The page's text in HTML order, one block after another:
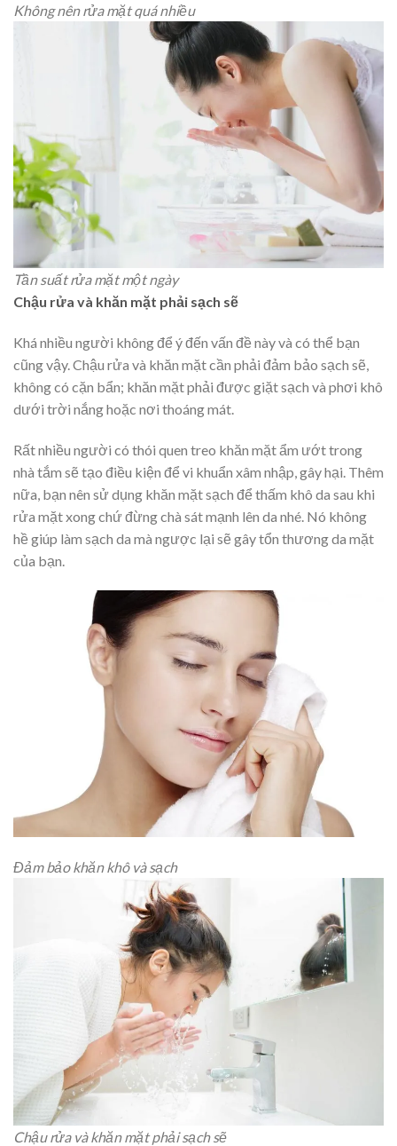
Không nên rửa mặt quá nhiều
Tần suất rửa mặt một ngày
Chậu rửa và khăn mặt phải sạch sẽ
Khá nhiều người không để ý đến vấn đề này và có thể bạn
cũng vậy. Chậu rửa và khăn mặt cần phải đảm bảo sạch sẽ,
không có cặn bẩn; khăn mặt phải được giặt sạch và phơi khô
dưới trời nắng hoặc nơi thoáng mát.
Rất nhiều người có thói quen treo khăn mặt ẩm ướt trong
nhà tắm sẽ tạo điều kiện để vi khuẩn xâm nhập, gây hại. Thêm
nữa, bạn nên sử dụng khăn mặt sạch để thấm khô da sau khi
rửa mặt xong chứ đừng chà sát mạnh lên da nhé. Nó không
hề giúp làm sạch da mà ngược lại sẽ gây tổn thương da mặt
của bạn.
Đảm bảo khăn khô và sạch
Chậu rửa và khăn mặt phải sạch sẽ